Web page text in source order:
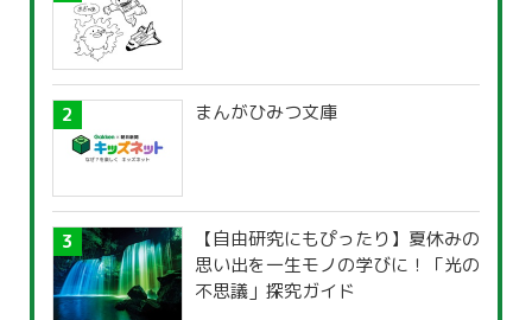
まんがひみつ文庫
【自由研究にもぴったり】夏休みの
思い出を一生モノの学びに！「光の
不思議」探究ガイド